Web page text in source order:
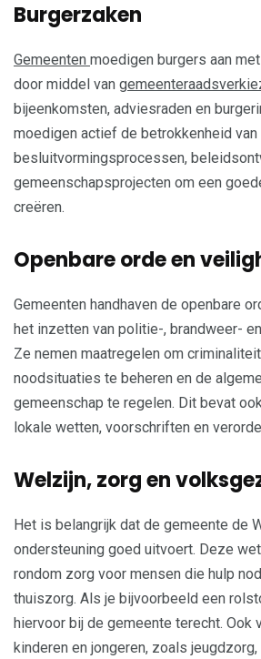
Burgerzaken
Gemeenten moedigen burgers aan
door middel van
bijeenkomsten, adviesraden en
moedigen actief de betrokkenheid van
besluitvormingsprocessen,
gemeenschapsprojecten om een
creëren.
Openbare orde en
Gemeenten handhaven de openbare
het inzetten van politie-, brandweer-
Ze nemen maatregelen om
noodsituaties te beheren en de
gemeenschap te regelen. Dit bevat
lokale wetten, voorschriften en
Welzijn, zorg en
Het is belangrijk dat de gemeente de
ondersteuning goed uitvoert. Deze
rondom zorg voor mensen die hulp
thuiszorg. Als je bijvoorbeeld een
hiervoor bij de gemeente terecht. Ook
kinderen en jongeren, zoals